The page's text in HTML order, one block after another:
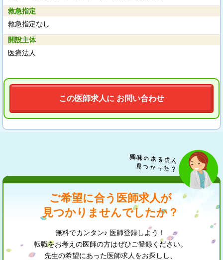
救急指定
救急指定なし
開設主体
医療法人
この医師求人に お問い合わせ
ご希望に合う医師求人が
見つかりませんでしたか？
無料でカンタン♪ 医師登録しよう！
転職をお考えの医師の方はぜひご登録ください。
先生の希望にあった医師求人をお探しし、